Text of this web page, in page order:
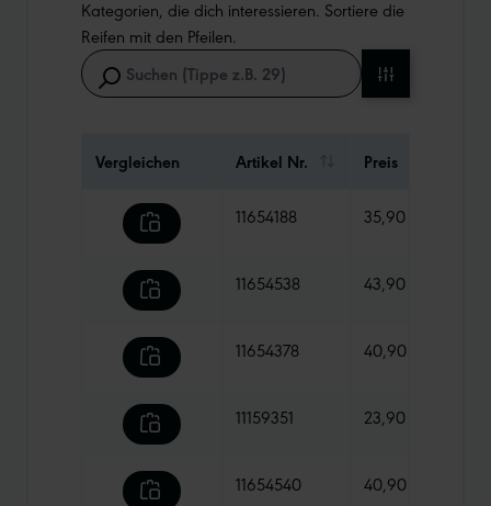
Kategorien, die dich interessieren. Sortiere die
Reifen mit den Pfeilen.
Vergleichen Artikel Nr. Preis
11654188 35,90 €
11654538 43,90 €
11654378 40,90 €
11159351 23,90 €
11654540 40,90 €